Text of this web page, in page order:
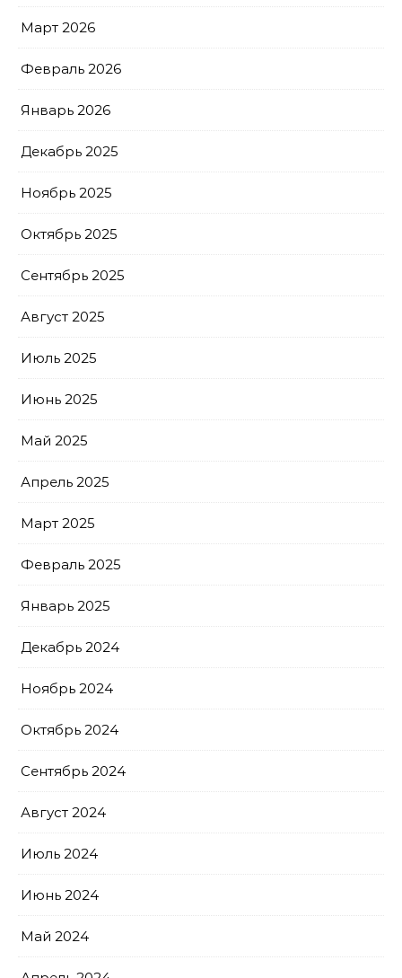
Март 2026
Февраль 2026
Январь 2026
Декабрь 2025
Ноябрь 2025
Октябрь 2025
Сентябрь 2025
Август 2025
Июль 2025
Июнь 2025
Май 2025
Апрель 2025
Март 2025
Февраль 2025
Январь 2025
Декабрь 2024
Ноябрь 2024
Октябрь 2024
Сентябрь 2024
Август 2024
Июль 2024
Июнь 2024
Май 2024